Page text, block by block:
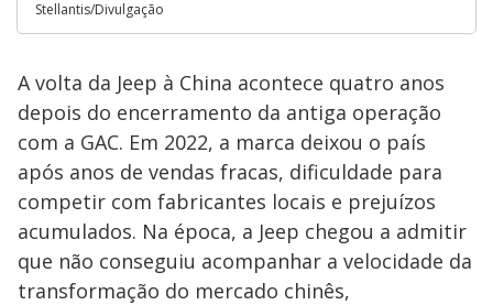
Stellantis/Divulgação
A volta da Jeep à China acontece quatro anos
depois do encerramento da antiga operação
com a GAC. Em 2022, a marca deixou o país
após anos de vendas fracas, dificuldade para
competir com fabricantes locais e prejuízos
acumulados. Na época, a Jeep chegou a admitir
que não conseguiu acompanhar a velocidade da
transformação do mercado chinês,